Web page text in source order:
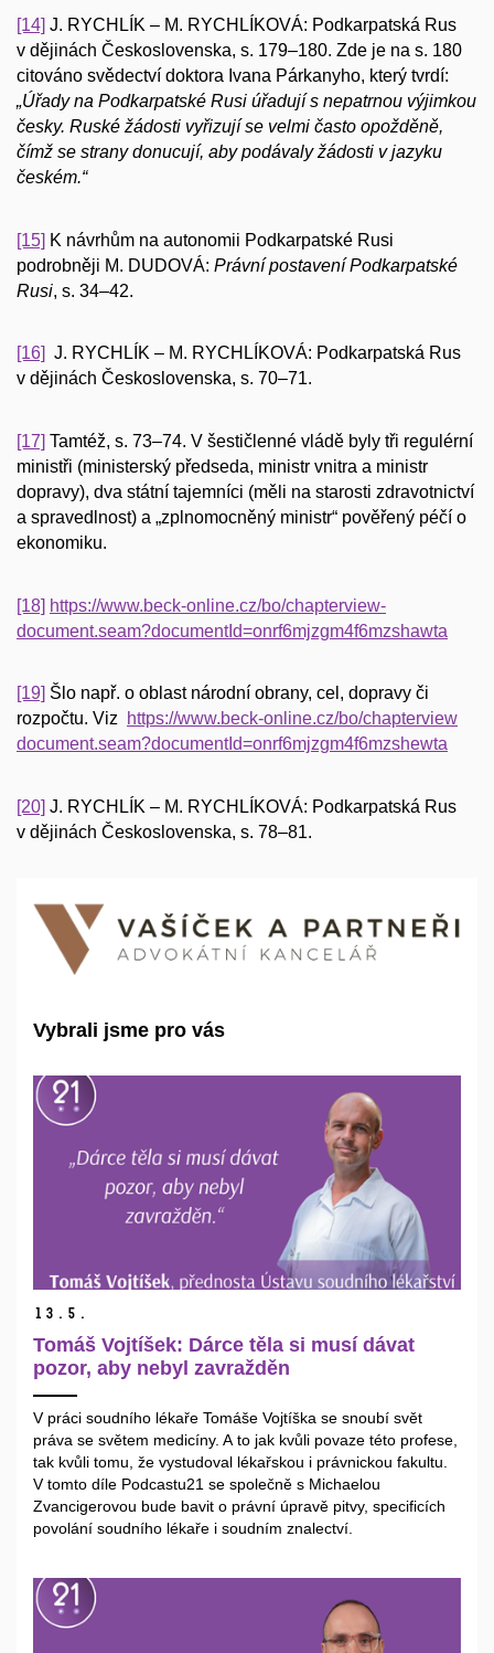
[14] J. RYCHLÍK – M. RYCHLÍKOVÁ: Podkarpatská Rus
v dějinách Československa, s. 179–180. Zde je na s. 180
citováno svědectví doktora Ivana Párkanyho, který tvrdí:
„Úřady na Podkarpatské Rusi úřadují s nepatrnou výjimkou
česky. Ruské žádosti vyřizují se velmi často opožděně,
čímž se strany donucují, aby podávaly žádosti v jazyku
českém.“
[15] K návrhům na autonomii Podkarpatské Rusi
podrobněji M. DUDOVÁ: Právní postavení Podkarpatské
Rusi, s. 34–42.
[16] J. RYCHLÍK – M. RYCHLÍKOVÁ: Podkarpatská Rus
v dějinách Československa, s. 70–71.
[17] Tamtéž, s. 73–74. V šestičlenné vládě byly tři regulérní
ministři (ministerský předseda, ministr vnitra a ministr
dopravy), dva státní tajemníci (měli na starosti zdravotnictví
a spravedlnost) a „zplnomocněný ministr“ pověřený péčí o
ekonomiku.
[18] https://www.beck-online.cz/bo/chapterview-
document.seam?documentId=onrf6mjzgm4f6mzshawta
[19] Šlo např. o oblast národní obrany, cel, dopravy či
rozpočtu. Viz
https://www.beck-online.cz/bo/chapterview
document.seam?documentId=onrf6mjzgm4f6mzshewta
[20] J. RYCHLÍK – M. RYCHLÍKOVÁ: Podkarpatská Rus
v dějinách Československa, s. 78–81.
Vybrali jsme pro vás
13. 5.
Tomáš Vojtíšek: Dárce těla si musí dávat
pozor, aby nebyl zavražděn
V práci soudního lékaře Tomáše Vojtíška se snoubí svět
práva se světem medicíny. A to jak kvůli povaze této profese,
tak kvůli tomu, že vystudoval lékařskou i právnickou fakultu.
V tomto díle Podcastu21 se společně s Michaelou
Zvancigerovou bude bavit o právní úpravě pitvy, specificích
povolání soudního lékaře i soudním znalectví.